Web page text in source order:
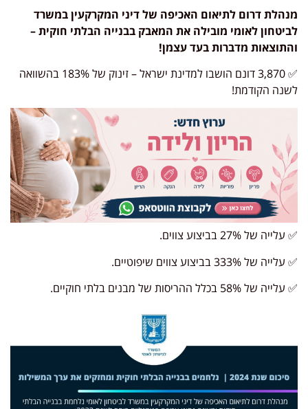
מנהלת דרום לתיאום האכיפה של דיני המקרקעין במשרד
לביטחון לאומי מובילה את המאבק בבנייה הבלתי חוקית –
והתוצאות מדברות בעד עצמן!
✅ 3,870 דונם הושבו למדינת ישראל – זינוק של 183% בהשוואה
לשנה הקודמת!
✅ עלייה של 27% בביצוע צווים.
✅ עלייה של 333% בביצוע צווים שיפוטיים.
✅ עלייה של 58% בכלל ההריסות של מבנים בלתי חוקיים.